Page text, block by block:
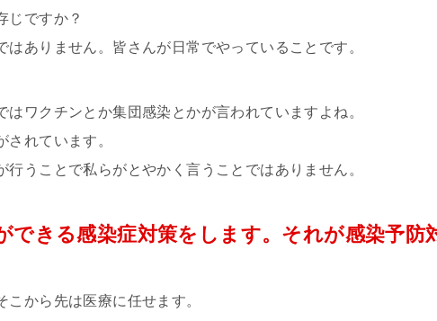
じですか？
はありません。皆さんが日常でやっていることです。
はワクチンとか集団感染とかが言われていますよね。
されています。
行うことで私らがとやかく言うことではありません。
できる感染症対策をします。それが感染予防
こから先は医療に任せます。